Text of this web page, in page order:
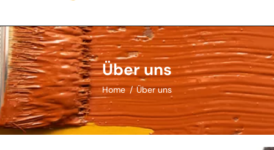
Über uns
Home Über uns